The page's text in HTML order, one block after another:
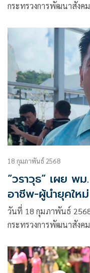
กระทรวงการพัฒนาสัง
(Complete – Aged
ล้านคน คิดเป็น 20.94%
จำนวนผู้สูงอายุเพิ่มขึ้นอ
ประมาณ 500,000
18 กุมภาพันธ์ 2568
“วราวุธ” เผย
อาชีพ-ผู้นำยุคใ
วันที่ 18 กุมภาพันธ์
กระทรวงการพัฒนาสัง
การรายงานถึงพันธกิจ
ศักยภาพบุคลากรด้านสั